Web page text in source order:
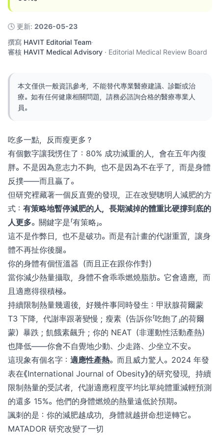
🕓 更新: 2026-05-23
撰寫 HAVIT Editorial Team·
審核 HAVIT Medical Advisory · Editorial Medical Review Board
本文僅供一般資訊參考，不能替代專業醫療建議、診斷或治
療。如有任何健康相關問題，請務必諮詢合格的醫療專業人
員。
吃多一點，反而瘦更多？
有個數字讓我愣住了：80% 成功減重的人，會在五年內復
胖。不是因為意志力不夠，也不是因為不在乎了，而是身體
反撲——而且贏了。
但研究裡藏著一個反直覺的發現，正在改變聰明人減肥的方
式： 有策略地暫停減肥的人，長期減掉的體重比硬撐到底的
人更多。關鍵字是「有策略」。
這不是作弊日，也不是破功。而是有計畫的代謝重置，讓身
體不再扯你後腿。
你的身體有個恆溫器（而且正在跟你作對）
當你減少熱量攝取，身體不會乖乖燃燒脂肪。它會適應，而
且適應得很積極。
持續限制熱量幾週後，好幾件事同時發生：甲狀腺荷爾蒙
T3 下降，代謝率跟著變慢；瘦素（告訴你「吃飽了」的荷爾
蒙）暴跌；飢餓素飆升；你的 NEAT（非運動性活動產熱）
也降低——你會不自覺地少動、少走路、少坐立不安。
這現象有個名字： 適應性產熱。而且威力驚人。2024 年發
表在《International Journal of Obesity》的研究發現，持續
限制熱量的受試者，代謝適應程度平均比單純體重減輕預測
的還多 15%。他們的身體燃燒的熱量遠低於預期。
諷刺的是：你的減肥越成功，身體就越拼命想逆轉它。
MATADOR 研究改變了一切